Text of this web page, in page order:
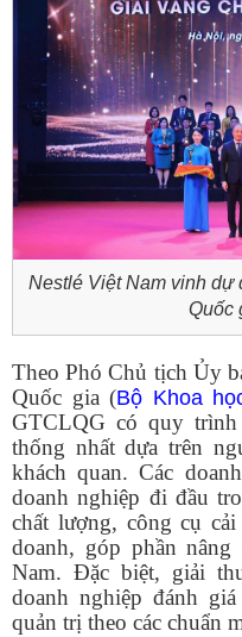
Nestlé Việt Nam vinh dự
Quốc
Theo Phó Chủ tịch Ủy
Quốc gia (Bộ Khoa
GTCLQG có quy trình
thống nhất dựa trên
khách quan. Các
doanh nghiệp đi đầu
chất lượng, công cụ
doanh, góp phần
Nam. Đặc biệt, giải
doanh nghiệp đánh
quản trị theo các chuẩn